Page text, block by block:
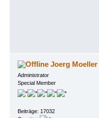
Joerg Moeller
Administrator
Special Member
Beiträge: 17032